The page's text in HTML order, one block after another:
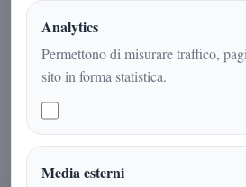
il valore del candidato:
chiara sul rapporto tra
politica.
AUDIO ARTICOLO
Analytics
Permettono di misurare traffico,
sito in forma statistica.
Media esterni